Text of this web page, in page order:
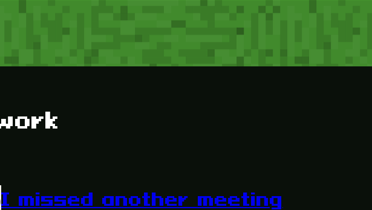
I missed another meeting